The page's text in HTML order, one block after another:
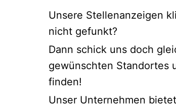
Unsere Stellenanzeigen
nicht gefunkt?
Dann schick uns doch
gewünschten Standortes
finden!
Unser Unternehmen